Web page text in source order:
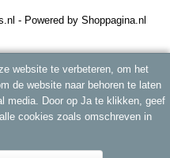
- Powered by Shoppagina.nl
website te verbeteren, om het
de website naar behoren te laten
media. Door op Ja te klikken, geef
cookies zoals omschreven in